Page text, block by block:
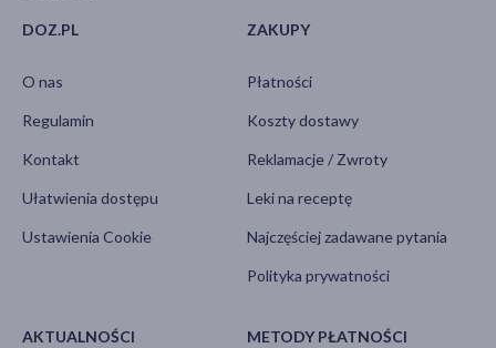
DOZ.PL
O nas
Regulamin
Kontakt
Ułatwienia dostępu
Ustawienia Cookie
ZAKUPY
Płatności
Koszty dostawy
Reklamacje / Zwroty
Leki na receptę
Najczęściej zadawane pytania
Polityka prywatności
AKTUALNOŚCI METODY PŁATNOŚCI